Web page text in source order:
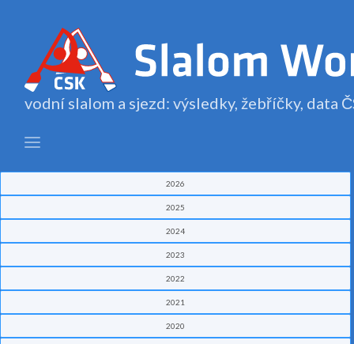
vodní slalom a sjezd: výsledky, žebříčky, data
2026
2025
2024
2023
2022
2021
2020